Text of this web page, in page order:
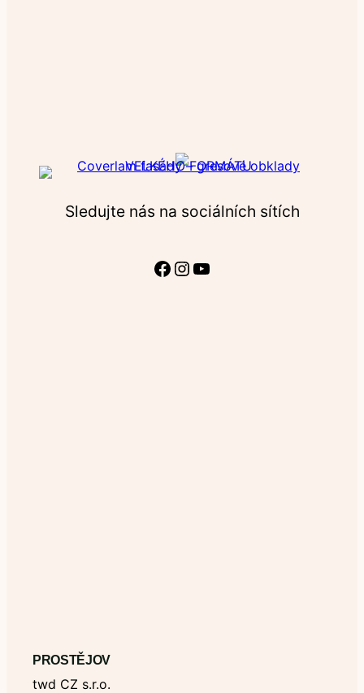
Sledujte nás na sociálních sítích
Facebook Instagram YouTube
PROSTĚJOV
twd CZ s.r.o.